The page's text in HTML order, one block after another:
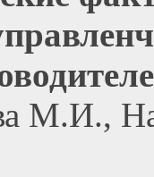
М.И.,